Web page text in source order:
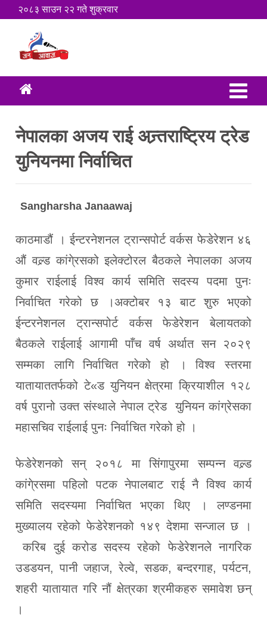
२०८३ साउन २२ गते शुक्रवार
नेपालका अजय राई अन्र्तराष्ट्रिय ट्रेड
युनियनमा निर्वाचित
Sangharsha Janaawaj
काठमाडौं । ईन्टरनेशनल ट्रान्सपोर्ट वर्कस फेडेरेशन ४६
औं वल्र्ड कांगे्रसको इलेक्टोरल बैठकले नेपालका अजय
कुमार राईलाई विश्व कार्य समिति सदस्य पदमा पुनः
निर्वाचित गरेको छ ।अक्टोबर १३ बाट शुरु भएको
ईन्टरनेशनल ट्रान्सपोर्ट वर्कस फेडेरेशन बेलायतको
बैठकले राईलाई आगामी पाँच वर्ष अर्थात सन २०२९
सम्मका लागि निर्वाचित गरेको हो । विश्व स्तरमा
यातायाततर्फको टे«ड युनियन क्षेत्रमा क्रियाशील १२८
वर्ष पुरानो उक्त संस्थाले नेपाल ट्रेड युनियन कांग्रेसका
महासचिव राईलाई पुनः निर्वाचित गरेको हो ।
फेडेरेशनको सन् २०१८ मा सिंगापुरमा सम्पन्न वल्र्ड
कांगे्रसमा पहिलो पटक नेपालबाट राई नै विश्व कार्य
समिति सदस्यमा निर्वाचित भएका थिए । लण्डनमा
मुख्यालय रहेको फेडेरेशनको १४९ देशमा सन्जाल छ ।
करिब दुई करोड सदस्य रहेको फेडेरेशनले नागरिक
उडडयन, पानी जहाज, रेल्वे, सडक, बन्दरगाह, पर्यटन,
शहरी यातायात गरि नौं क्षेत्रका श्रमीकहरु समावेश छन्
।